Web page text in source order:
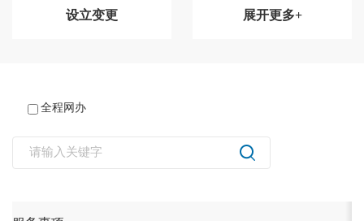
设立变更 展开更多+
全程网办